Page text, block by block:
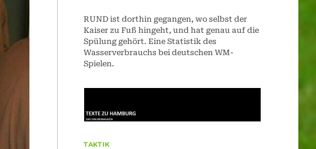
RUND ist dorthin gegangen, wo selbst der
Kaiser zu Fuß hingeht, und hat genau auf die
Spülung gehört. Eine Statistik des
Wasserverbrauchs bei deutschen WM-
Spielen.
TAKTIK